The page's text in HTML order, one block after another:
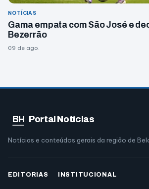
NOTÍCIAS
Gama empata com São José e
Bezerrão
09 de ago.
BH Portal Notícias
Notícias e conteúdos gerais da região de
EDITORIAS INSTITUCIONAL